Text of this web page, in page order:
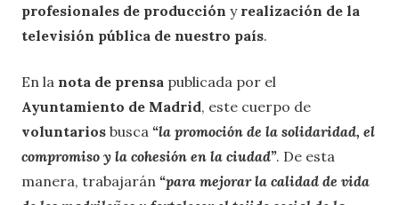
profesionales de producción y realización de la
televisión pública de nuestro país.
En la nota de prensa publicada por el
Ayuntamiento de Madrid, este cuerpo de
voluntarios busca “la promoción de la solidaridad, el
compromiso y la cohesión en la ciudad”. De esta
manera, trabajarán “para mejorar la calidad de vida